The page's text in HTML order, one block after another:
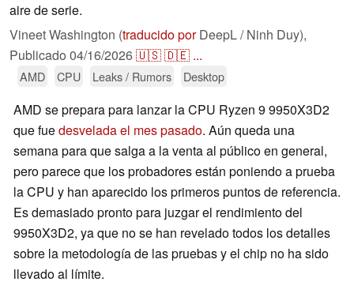
aire de serie.
Vineet Washington (traducido porDeepL / Ninh Duy),
Publicado 04/16/2026🇺🇸🇩🇪 ...
AMD CPU Leaks / Rumors Desktop
AMD se prepara para lanzar la CPU Ryzen 9 9950X3D2
que fuedesvelada el mes pasado. Aún queda una
semana para que salga a la venta al público en general,
pero parece que los probadores están poniendo a prueba
la CPU y han aparecido los primeros puntos de referencia.
Es demasiado pronto para juzgar el rendimiento del
9950X3D2, ya que no se han revelado todos los detalles
sobre la metodología de las pruebas y el chip no ha sido
llevado al límite.